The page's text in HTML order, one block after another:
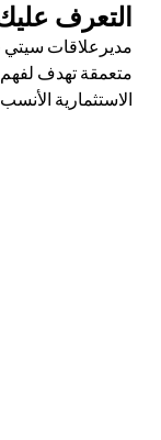
التعرف
مديرعلاقات سيتي
متعمقة تهدف لفهم
الاستثمارية